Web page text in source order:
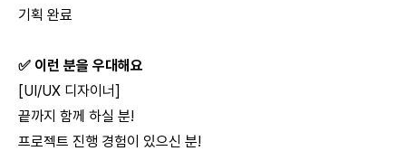
기획 완료
✅ 이런 분을 우대해요
[UI/UX 디자이너]
끝까지 함께 하실 분!
프로젝트 진행 경험이 있으신 분!